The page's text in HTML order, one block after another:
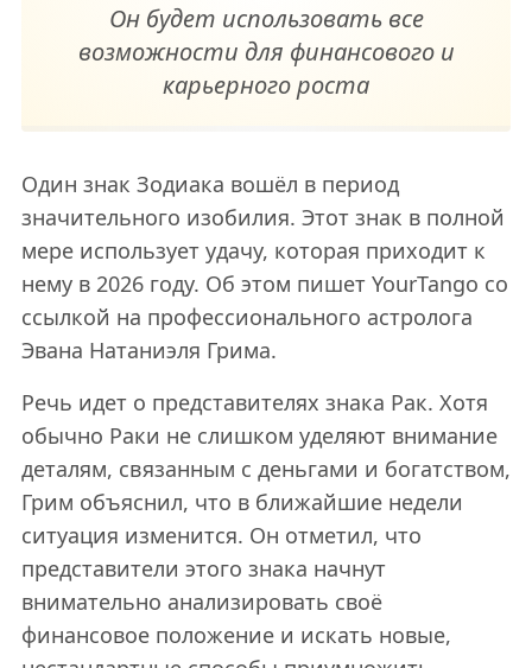
Он будет использовать все
возможности для финансового и
карьерного роста
Один знак Зодиака вошёл в период
значительного изобилия. Этот знак в полной
мере использует удачу, которая приходит к
нему в 2026 году. Об этом пишет YourTango со
ссылкой на профессионального астролога
Эвана Натаниэля Грима.
Речь идет о представителях знака Рак. Хотя
обычно Раки не слишком уделяют внимание
деталям, связанным с деньгами и богатством,
Грим объяснил, что в ближайшие недели
ситуация изменится. Он отметил, что
представители этого знака начнут
внимательно анализировать своё
финансовое положение и искать новые,